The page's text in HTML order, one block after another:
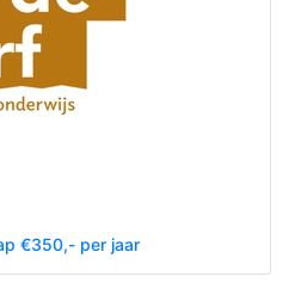
€350,- per jaar